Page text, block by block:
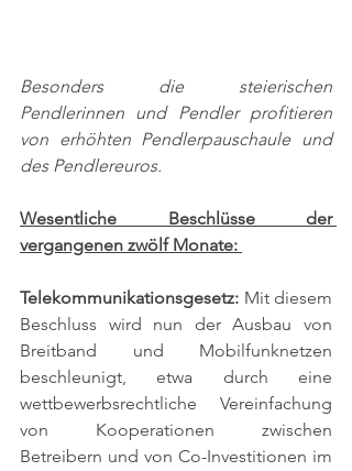
Besonders die steierischen
Pendlerinnen und Pendler profitieren
von erhöhten Pendlerpauschaule und
des Pendlereuros.
Wesentliche Beschlüsse der
vergangenen zwölf Monate:
Telekommunikationsgesetz: Mit diesem
Beschluss wird nun der Ausbau von
Breitband und Mobilfunknetzen
beschleunigt, etwa durch eine
wettbewerbsrechtliche Vereinfachung
von Kooperationen zwischen
Betreibern und von Co-Investitionen im